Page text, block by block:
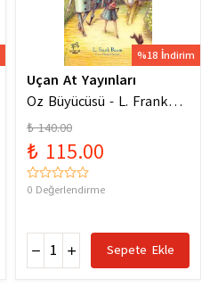
%18 İndirim
Uçan At Yayınları
Oz Büyücüsü - L. Frank
Baum
₺ 140.00
₺ 115.00
0 Değerlendirme
Sepete Ekle